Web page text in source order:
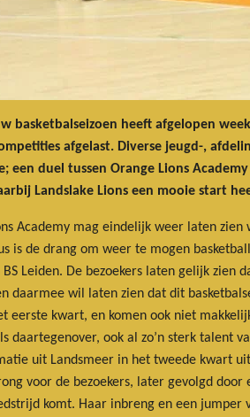
basketbalseizoen heeft afgelopen
afgelast. Diverse jeugd-,
een duel tussen Orange Lions
Landslake Lions een mooie start
Academy mag eindelijk weer laten
is de drang om weer te mogen
Leiden. De bezoekers laten gelijk zien
daarmee wil laten zien dat dit
eerste kwart, en komen ook niet
daartegenover, ook al zo’n sterk talent
uit Landsmeer in het tweede kwart
voor de bezoekers, later gevolgd
komt. Haar inbreng en een jumper